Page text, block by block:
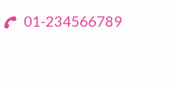
01-234566789